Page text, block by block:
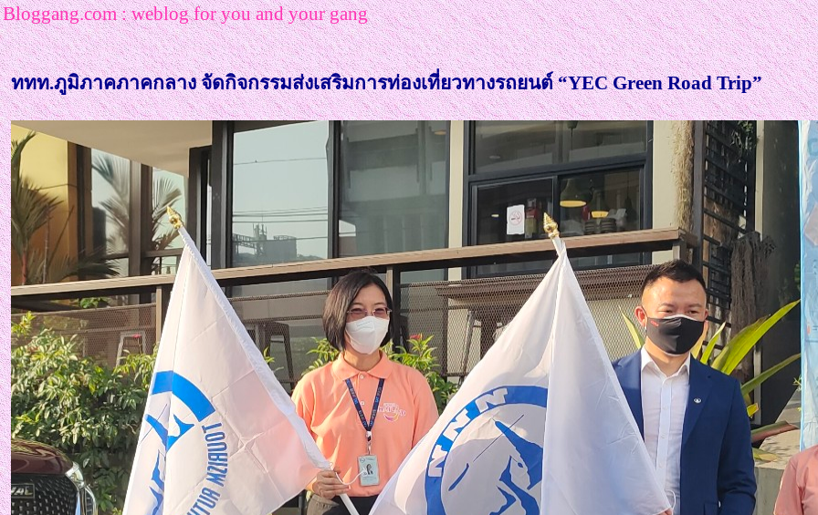
Bloggang.com : weblog for you and your gang
ททท.ภูมิภาคภาคกลาง จัดกิจกรรมส่งเสริมการท่องเที่ยวทางรถยนต์ “YEC Green Road Trip”